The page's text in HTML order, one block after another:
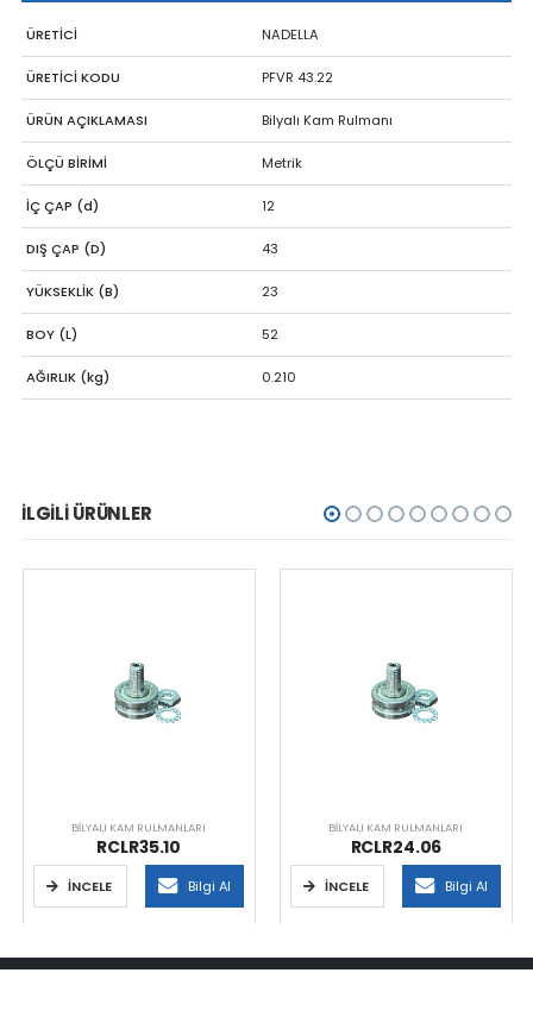
ÜRETİCİ NADELLA
ÜRETİCİ KODU PFVR 43.22
ÜRÜN AÇIKLAMASI Bilyalı Kam Rulmanı
ÖLÇÜ BİRİMİ Metrik
İÇ ÇAP (d) 12
DIŞ ÇAP (D) 43
YÜKSEKLİK (B) 23
BOY (L) 52
AĞIRLIK (kg) 0.210
İLGILI ÜRÜNLER
BILYALI KAM RULMANLARI
RCLR35.10
İNCELE Bilgi Al
BILYALI KAM RULMANLARI
RCLR24.06
İNCELE Bilgi Al